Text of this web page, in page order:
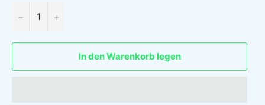
− +
In den Warenkorb legen